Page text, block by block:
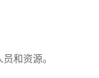
和资源。